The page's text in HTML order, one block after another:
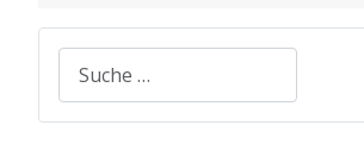
Suchen